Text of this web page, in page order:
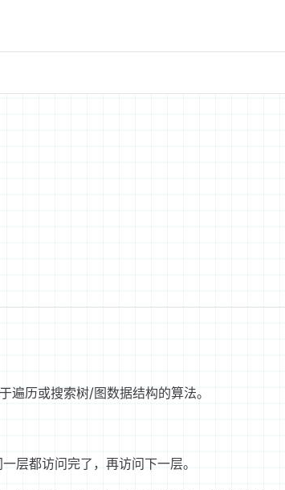
遍历或搜索树/图数据结构的算法。
层都访问完了，再访问下一层。